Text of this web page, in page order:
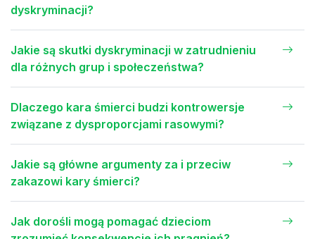
dyskryminacji?
Jakie są skutki dyskryminacji w zatrudnieniu
dla różnych grup i społeczeństwa?
Dlaczego kara śmierci budzi kontrowersje
związane z dysproporcjami rasowymi?
Jakie są główne argumenty za i przeciw
zakazowi kary śmierci?
Jak dorośli mogą pomagać dzieciom